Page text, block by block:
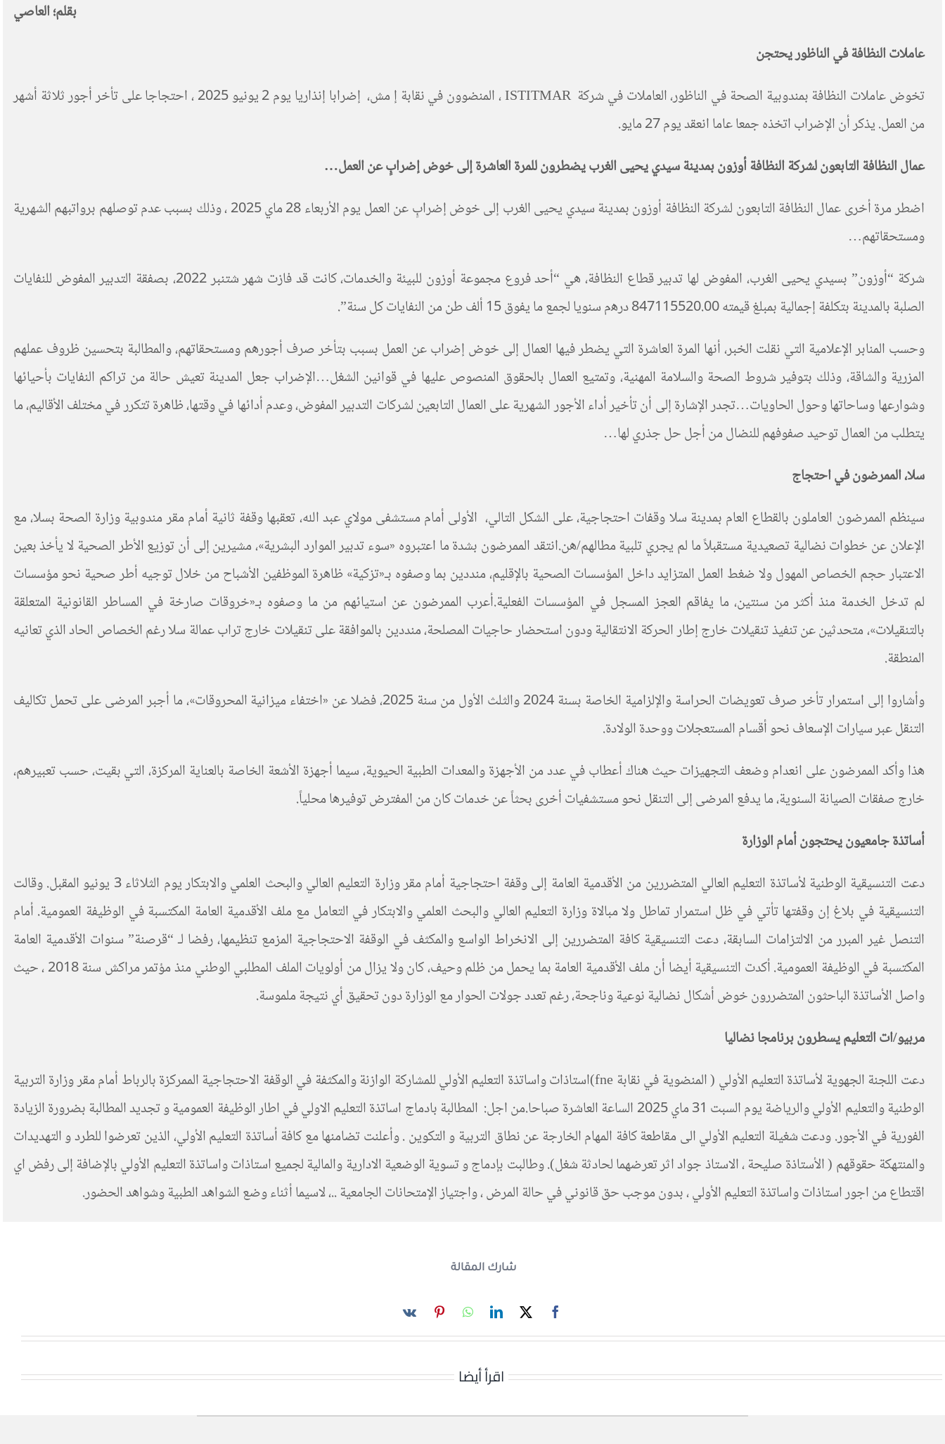
بقلم؛ العاصي
عاملات النظافة في الناظور يحتجن
تخوض عاملات النظافة بمندوبية الصحة في الناظور، العاملات في شركة ISTITMAR ، المنضوون في نقابة إ مش، إضرابا إنذاريا يوم 2 يونيو 2025 ، احتجاجا على تأخر أجور ثلاثة أشهر
من العمل. يذكر أن الإضراب اتخذه جمعا عاما انعقد يوم 27 مايو.
عمال النظافة التابعون لشركة النظافة أوزون بمدينة سيدي يحيى الغرب يضطرون للمرة العاشرة إلى خوض إضرابٍ عن العمل…
اضطر مرة أخرى عمال النظافة التابعون لشركة النظافة أوزون بمدينة سيدي يحيى الغرب إلى خوض إضرابٍ عن العمل يوم الأربعاء 28 ماي 2025 ، وذلك بسبب عدم توصلهم برواتبهم الشهرية
ومستحقاتهم…
شركة “أوزون” بسيدي يحيى الغرب، المفوض لها تدبير قطاع النظافة، هي “أحد فروع مجموعة أوزون للبيئة والخدمات، كانت قد فازت شهر شتنبر 2022، بصفقة التدبير المفوض للنفايات
الصلبة بالمدينة بتكلفة إجمالية بمبلغ قيمته 847115520.00 ﺩﺭﻫﻡ سنويا لجمع ما يفوق 15 ألف طن من النفايات كل سنة”.
وحسب المنابر الإعلامية التي نقلت الخبر، أنها المرة العاشرة التي يضطر فيها العمال إلى خوض إضراب عن العمل بسبب بتأخر صرف أجورهم ومستحقاتهم، والمطالبة بتحسين ظروف عملهم
المزرية والشاقة، وذلك بتوفير شروط الصحة والسلامة المهنية، وتمتيع العمال بالحقوق المنصوص عليها في قوانين الشغل…الإضراب جعل المدينة تعيش حالة من تراكم النفايات بأحيائها
وشوارعها وساحاتها وحول الحاويات…تجدر الإشارة إلى أن تأخير أداء الأجور الشهرية على العمال التابعين لشركات التدبير المفوض، وعدم أدائها في وقتها، ظاهرة تتكرر في مختلف الأقاليم، ما
يتطلب من العمال توحيد صفوفهم للنضال من أجل حل جذري لها…
سلا، الممرضون في احتجاج
سينظم الممرضون العاملون بالقطاع العام بمدينة سلا وقفات احتجاجية، على الشكل التالي، الأولى أمام مستشفى مولاي عبد الله، تعقبها وقفة ثانية أمام مقر مندوبية وزارة الصحة بسلا، مع
الإعلان عن خطوات نضالية تصعيدية مستقبلاً ما لم يجري تلبية مطالهم/هن.انتقد الممرضون بشدة ما اعتبروه «سوء تدبير الموارد البشرية»، مشيرين إلى أن توزيع الأطر الصحية لا يأخذ بعين
الاعتبار حجم الخصاص المهول ولا ضغط العمل المتزايد داخل المؤسسات الصحية بالإقليم، منددين بما وصفوه بـ«تزكية» ظاهرة الموظفين الأشباح من خلال توجيه أطر صحية نحو مؤسسات
لم تدخل الخدمة منذ أكثر من سنتين، ما يفاقم العجز المسجل في المؤسسات الفعلية.أعرب الممرضون عن استيائهم من ما وصفوه بـ«خروقات صارخة في المساطر القانونية المتعلقة
بالتنقيلات»، متحدثين عن تنفيذ تنقيلات خارج إطار الحركة الانتقالية ودون استحضار حاجيات المصلحة، منددين بالموافقة على تنقيلات خارج تراب عمالة سلا رغم الخصاص الحاد الذي تعانيه
المنطقة.
وأشاروا إلى استمرار تأخر صرف تعويضات الحراسة والإلزامية الخاصة بسنة 2024 والثلث الأول من سنة 2025، فضلا عن «اختفاء ميزانية المحروقات»، ما أجبر المرضى على تحمل تكاليف
التنقل عبر سيارات الإسعاف نحو أقسام المستعجلات ووحدة الولادة.
هذا وأكد الممرضون على انعدام وضعف التجهيزات حيث هناك أعطاب في عدد من الأجهزة والمعدات الطبية الحيوية، سيما أجهزة الأشعة الخاصة بالعناية المركزة، التي بقيت، حسب تعبيرهم،
خارج صفقات الصيانة السنوية، ما يدفع المرضى إلى التنقل نحو مستشفيات أخرى بحثاً عن خدمات كان من المفترض توفيرها محلياً.
أساتذة جامعيون يحتجون أمام الوزارة
دعت التنسيقية الوطنية لأساتذة التعليم العالي المتضررين من الأقدمية العامة إلى وقفة احتجاجية أمام مقر وزارة التعليم العالي والبحث العلمي والابتكار يوم الثلاثاء 3 يونيو المقبل. وقالت
التنسيقية في بلاغ إن وقفتها تأتي في ظل استمرار تماطل ولا مبالاة وزارة التعليم العالي والبحث العلمي والابتكار في التعامل مع ملف الأقدمية العامة المكتسبة في الوظيفة العمومية. أمام
التنصل غير المبرر من الالتزامات السابقة، دعت التنسيقية كافة المتضررين إلى الانخراط الواسع والمكثف في الوقفة الاحتجاجية المزمع تنظيمها، رفضا لـ “قرصنة” سنوات الأقدمية العامة
المكتسبة في الوظيفة العمومية. أكدت التنسيقية أيضا أن ملف الأقدمية العامة بما يحمل من ظلم وحيف، كان ولا يزال من أولويات الملف المطلبي الوطني منذ مؤتمر مراكش سنة 2018 ، حيث
واصل الأساتذة الباحثون المتضررون خوض أشكال نضالية نوعية وناجحة، رغم تعدد جولات الحوار مع الوزارة دون تحقيق أي نتيجة ملموسة.
مربيو/ات التعليم يسطرون برنامجا نضاليا
دعت اللجنة الجهوية لأساتذة التعليم الأولي ( المنضوية في نقابة fne)استاذات واساتذة التعليم الأولي للمشاركة الوازنة والمكثفة في الوقفة الاحتجاجية الممركزة بالرباط أمام مقر وزارة التربية
الوطنية والتعليم الأولي والرياضة يوم السبت 31 ماي 2025 الساعة العاشرة صباحا.من اجل: المطالبة بادماج اساتذة التعليم الاولي في اطار الوظيفة العمومية و تجديد المطالبة بضرورة الزيادة
الفورية في الأجور. ودعت شغيلة التعليم الأولي الى مقاطعة كافة المهام الخارجة عن نطاق التربية و التكوين . وأعلنت تضامنها مع كافة أساتذة التعليم الأولي، الذين تعرضوا للطرد و التهديدات
والمنتهكة حقوقهم ( الأستاذة صليحة ، الاستاذ جواد اثر تعرضهما لحادثة شغل). وطالبت بإدماج و تسوية الوضعية الادارية والمالية لجميع استاذات واساتذة التعليم الأولي بالإضافة إلى رفض اي
اقتطاع من اجور استاذات واساتذة التعليم الأولي ، بدون موجب حق قانوني في حالة المرض ، واجتياز الإمتحانات الجامعية ..، لاسيما أثناء وضع الشواهد الطبية وشواهد الحضور.
شارك المقالة
اقرأ أيضا